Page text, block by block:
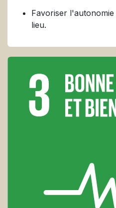
Favoriser
lieu.